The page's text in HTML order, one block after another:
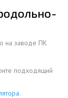
на заводе ПК
подходящий
.